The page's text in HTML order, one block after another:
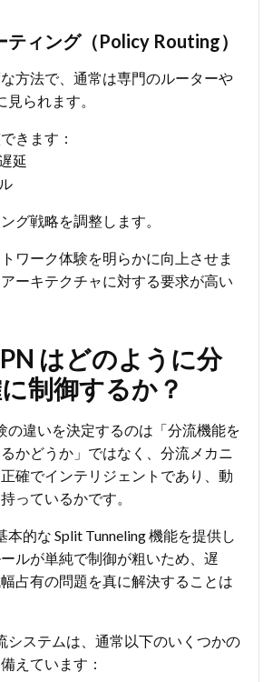
ティング（Policy Routing）
方法で、通常は専門のルーターや
られます。
きます：
延
グ戦略を調整します。
ワーク体験を明らかに向上させま
ーキテクチャに対する要求が高い
はどのように分
制御するか？
の違いを決定するのは「分流機能を
かどうか」ではなく、分流メカニ
確でインテリジェントであり、動
っているかです。
本的な Split Tunneling 機能を提供し
ルが単純で制御が粗いため、遅
占有の問題を真に解決することは
システムは、通常以下のいくつかの
えています：